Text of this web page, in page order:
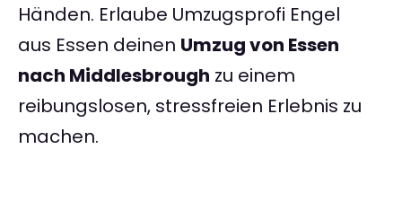
Händen. Erlaube Umzugsprofi Engel
aus Essen deinen Umzug von Essen
nach Middlesbrough zu einem
reibungslosen, stressfreien Erlebnis zu
machen.